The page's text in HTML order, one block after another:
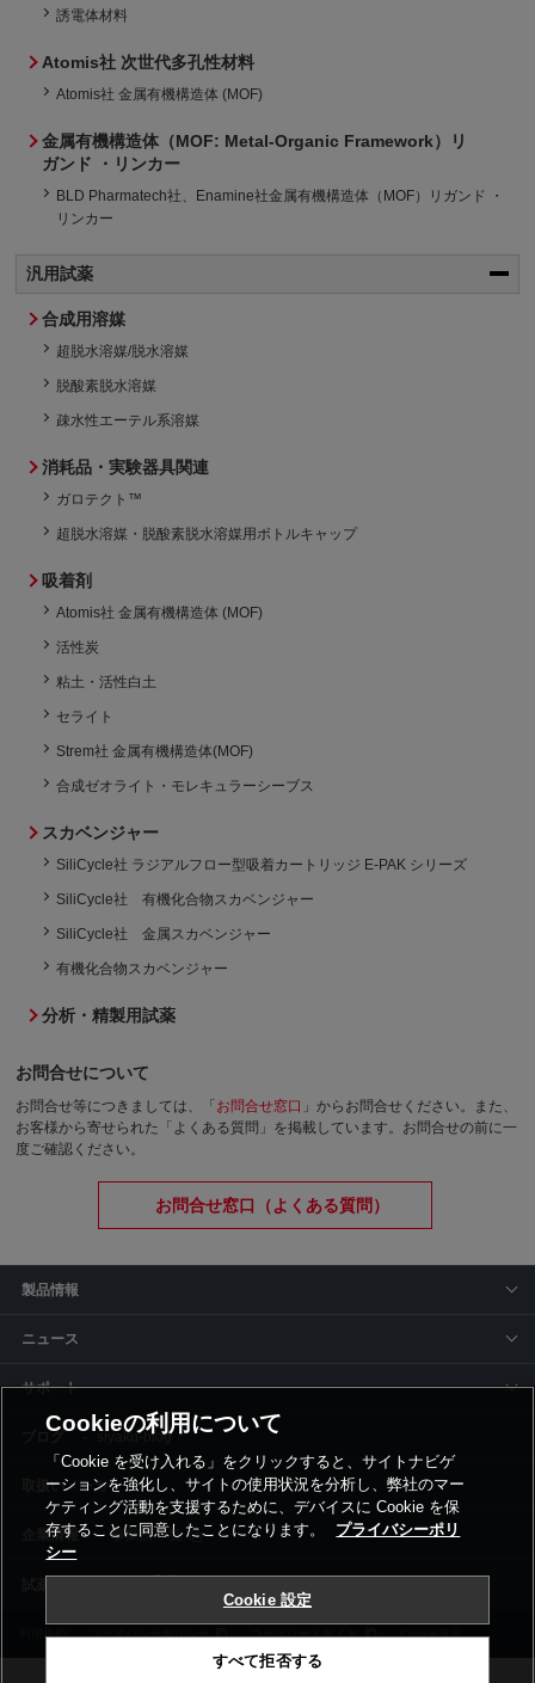
誘電体材料
Atomis社 次世代多孔性材料
Atomis社 金属有機構造体 (MOF)
金属有機構造体（MOF: Metal-Organic Framework）リ
ガンド ・リンカー
BLD Pharmatech社、Enamine社金属有機構造体（MOF）リガンド ・
リンカー
汎用試薬
合成用溶媒
超脱水溶媒/脱水溶媒
脱酸素脱水溶媒
疎水性エーテル系溶媒
消耗品・実験器具関連
ガロテクト™
超脱水溶媒・脱酸素脱水溶媒用ボトルキャップ
吸着剤
Atomis社 金属有機構造体 (MOF)
活性炭
粘土・活性白土
セライト
Strem社 金属有機構造体(MOF)
合成ゼオライト・モレキュラーシーブス
スカベンジャー
SiliCycle社 ラジアルフロー型吸着カートリッジ E-PAK シリーズ
SiliCycle社 有機化合物スカベンジャー
SiliCycle社 金属スカベンジャー
有機化合物スカベンジャー
分析・精製用試薬
お問合せについて
お問合せ等につきましては、「お問合せ窓口 」からお問合せください。
また、
お客様から寄せられた「よくある質問」を掲載しています。お問合せの前に一
度ご確認ください。
お問合せ窓口（よくある質問）
製品情報
ニュース
サポート
siyaku-blog
取扱いメーカー
事業所一覧
Cookieの利用について
「Cookie を受け入れる」をクリックすると、サイトナビゲ
ーションを強化し、サイトの使用状況を分析し、弊社のマー
ケティング活動を支援するために、デバイスに Cookie を保
存することに同意したことになります。
プライバシーポリ
シー
Cookie 設定
すべて拒否する